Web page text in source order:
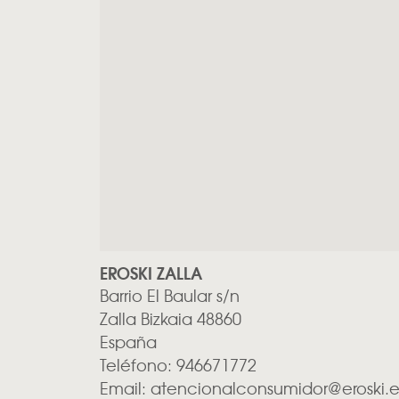
EROSKI ZALLA
Barrio El Baular s/n
Zalla Bizkaia 48860
España
Teléfono: 946671772
Email: